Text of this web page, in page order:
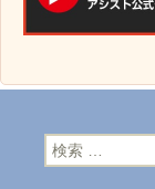
検索: